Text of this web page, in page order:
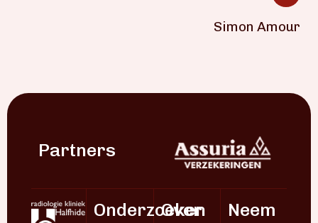
Simon Amour
Partners
Onderzoeken
Over
Neem